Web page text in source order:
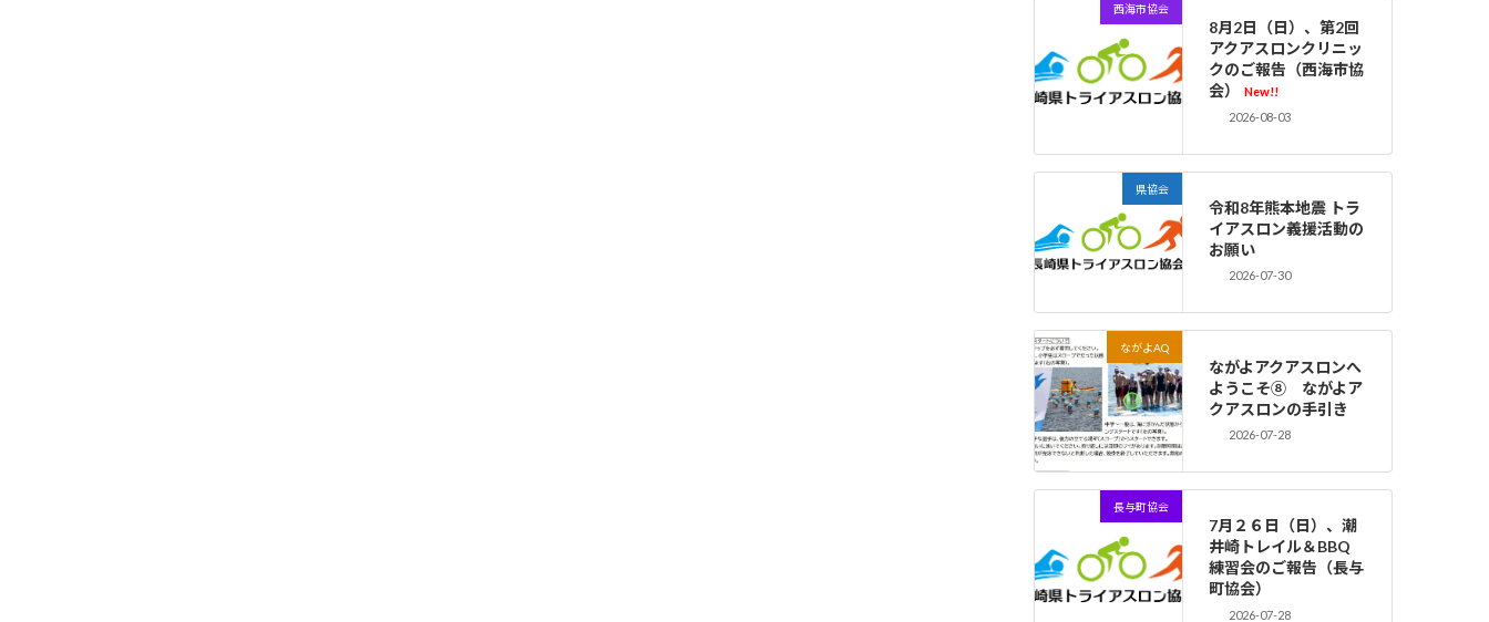
西海市協会
8月2日（日）、第2回
アクアスロンクリニッ
クのご報告（西海市協
会）
New!!
2026-08-03
県協会
令和8年熊本地震 トラ
イアスロン義援活動の
お願い
2026-07-30
ながよAQ
ながよアクアスロンへ
ようこそ⑧ ながよア
クアスロンの手引き
2026-07-28
長与町協会
7月２６日（日）、潮
井崎トレイル＆BBQ
練習会のご報告（長与
町協会）
2026-07-28